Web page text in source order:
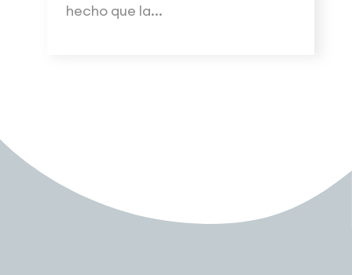
hecho que la...